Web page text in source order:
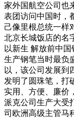
家外国航空公司也
表团访问中国时，
己像里根总统一样
北京长城饭店的名
以新生 解放前中
生产钢笔当时最负
以，该公司发展到
发明了圆珠笔，打
实用、方便、廉价
派克公司生产大受
司欧洲高级主管马